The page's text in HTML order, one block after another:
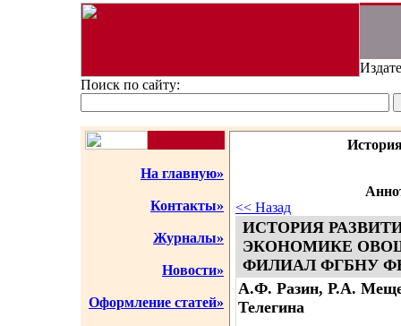
Поиск по сайту:
На главную»
Контакты»
Журналы»
Новости»
Оформление статей»
<< Назад
ИСТОРИЯ
ЭКОНОМИКЕ
ФИЛИАЛ ФГБНУ
А.Ф. Разин, Р.А.
Телегина